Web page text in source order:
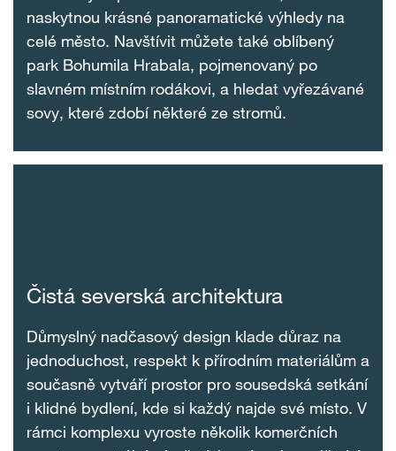
naskytnou krásné panoramatické výhledy na
celé město. Navštívit můžete také oblíbený
park Bohumila Hrabala, pojmenovaný po
slavném místním rodákovi, a hledat vyřezávané
sovy, které zdobí některé ze stromů.
Čistá severská architektura
Důmyslný nadčasový design klade důraz na
jednoduchost, respekt k přírodním materiálům a
současně vytváří prostor pro sousedská setkání
i klidné bydlení, kde si každý najde své místo. V
rámci komplexu vyroste několik komerčních